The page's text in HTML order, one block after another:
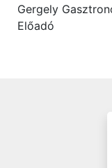
Gergely
Előadó